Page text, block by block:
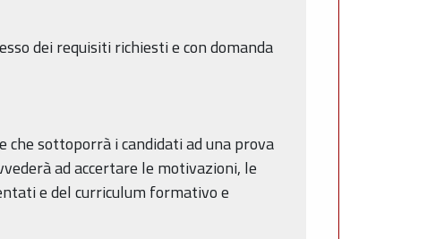
dei requisiti richiesti e con domanda
che sottoporrà i candidati ad una prova
ad accertare le motivazioni, le
e del curriculum formativo e